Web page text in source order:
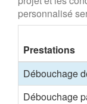
personnalisé
Prestations
Débouchage
Débouchage